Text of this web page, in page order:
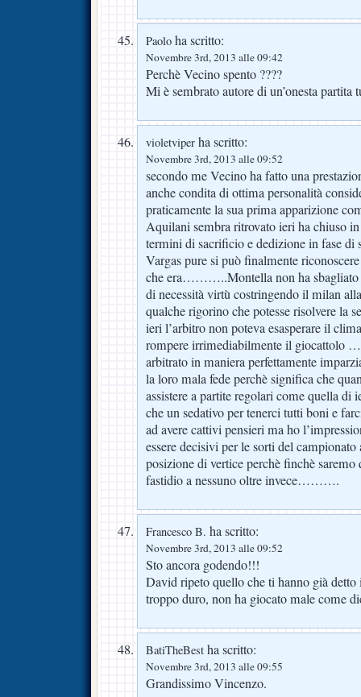
Paolo ha scritto:
Novembre 3rd, 2013 alle 09:42
Perchè Vecino spento ????
Mi è sembrato autore di un’onesta partita
violetviper ha scritto:
Novembre 3rd, 2013 alle 09:52
secondo me Vecino ha fatto una
anche condita di ottima personalità
praticamente la sua prima apparizione
Aquilani sembra ritrovato ieri ha chiuso
termini di sacrificio e dedizione in fase di
Vargas pure si può finalmente
che era………..Montella non ha sbagliato
di necessità virtù costringendo il milan
qualche rigorino che potesse risolvere
ieri l’arbitro non poteva esasperare il
rompere irrimediabilmente il giocattolo
arbitrato in maniera perfettamente
la loro mala fede perchè significa che
assistere a partite regolari come quella di
che un sedativo per tenerci tutti boni e
ad avere cattivi pensieri ma ho
essere decisivi per le sorti del
posizione di vertice perchè finchè
fastidio a nessuno oltre invece……….
Francesco B. ha scritto:
Novembre 3rd, 2013 alle 09:52
Sto ancora godendo!!!
David ripeto quello che ti hanno già detto
troppo duro, non ha giocato male come
BatiTheBest ha scritto:
Novembre 3rd, 2013 alle 09:55
Grandissimo Vincenzo.